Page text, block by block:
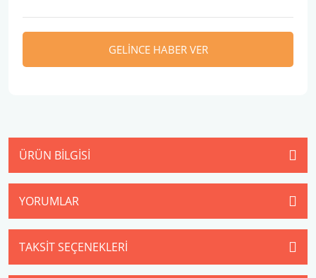
GELİNCE HABER VER
ÜRÜN BILGISI
YORUMLAR
TAKSIT SEÇENEKLERI